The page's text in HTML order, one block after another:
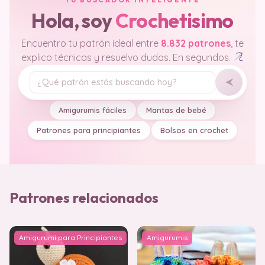
Hola, soyCrochetisimo
Encuentro tu patrón ideal entre 8.832 patrones , te
explico técnicas y resuelvo dudas. En segundos.
Tu pregunta
Amigurumis fáciles Mantas de bebé
Patrones para principiantes Bolsos en crochet
Patrones relacionados
Amigurumi para Principiantes Amigurumis